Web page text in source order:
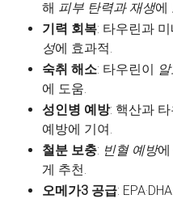
해 피부 탄력과 재생에
기력 회복: 타우린과
성에 효과적.
숙취 해소: 타우린이
에 도움.
성인병 예방: 핵산과
예방에 기여.
철분 보충: 빈혈 예방에
게 추천.
오메가3 공급: